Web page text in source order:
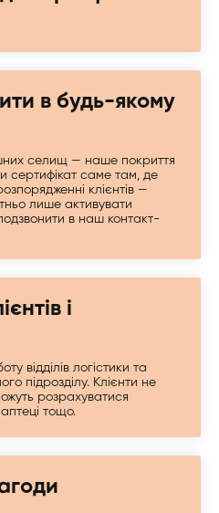
в будь-якому
селищ — наше покриття
сертифікат саме там, де
клієнтів —
лише активувати
в наш контакт-
і
відділів логістики та
підрозділу. Клієнти не
розрахуватися
тощо.